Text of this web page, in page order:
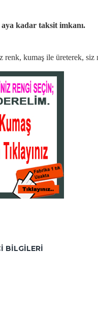
kadar taksit imkanı.
renk, kumaş ile üreterek, siz
BILGILERI